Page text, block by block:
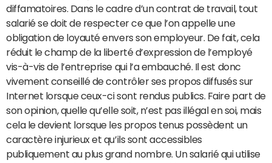
diffamatoires. Dans le cadre d’un contrat de travail, tout
salarié se doit de respecter ce que l’on appelle une
obligation de loyauté envers son employeur. De fait, cela
réduit le champ de la liberté d’expression de l’employé
vis-à-vis de l’entreprise qui l’a embauché. Il est donc
vivement conseillé de contrôler ses propos diffusés sur
Internet lorsque ceux-ci sont rendus publics. Faire part de
son opinion, quelle qu’elle soit, n’est pas illégal en soi, mais
cela le devient lorsque les propos tenus possèdent un
caractère injurieux et qu’ils sont accessibles
publiquement au plus grand nombre. Un salarié qui utilise